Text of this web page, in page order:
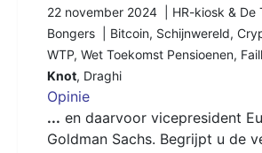
22 november 2024 | HR-kiosk &
Bongers | Bitcoin, Schijnwereld,
WTP, Wet Toekomst Pensioenen,
Knot, Draghi
Opinie
... en daarvoor vicepresident
Goldman Sachs. Begrijpt u de